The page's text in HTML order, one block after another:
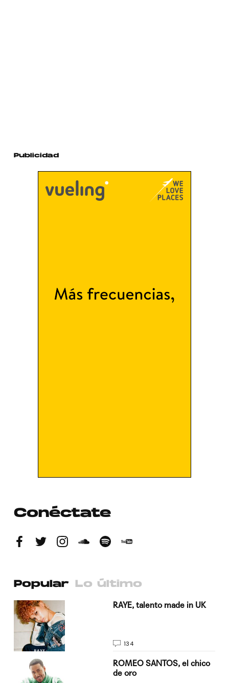
Publicidad
Conéctate
Popular Lo último
RAYE, talento made in UK
134
ROMEO SANTOS, el chico
de oro